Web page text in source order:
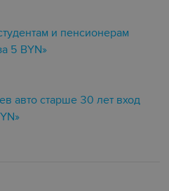
и пенсионерам
5 BYN»
авто старше 30 лет вход